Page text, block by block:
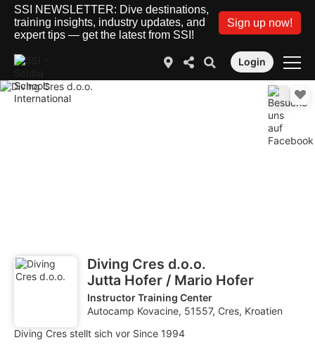
SSI NEWSLETTER: Dive destinations,
training insights, industry updates, and
expert tips — get the latest from SSI!
Sign up now!
Login
Diving Cres d.o.o.
Jutta Hofer / Mario Hofer
Instructor Training Center
Autocamp Kovacine, 51557, Cres, Kroatien
Diving Cres stellt sich vor Since 1994